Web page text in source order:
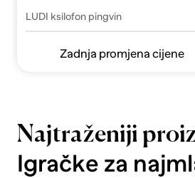
LUDI ksilofon pingvin
Zadnja promjena cijene
Najtraženiji
Igračke za